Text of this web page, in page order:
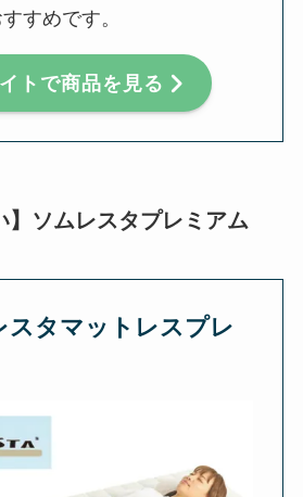
すめです。
トで商品を見る
】ソムレスタプレミアム
スタマットレスプレ